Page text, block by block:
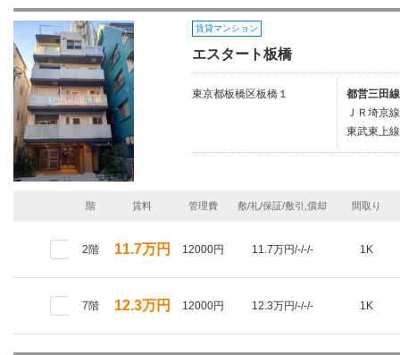
賃貸マンション
エスタート板橋
東京都板橋区板橋１
都営三田
ＪＲ埼京
東武東上
階 賃料 管理費 敷/礼/保証/敷引,償却 間取り
2階 11.7万円 12000円 11.7万円/-/-/- 1K
7階 12.3万円 12000円 12.3万円/-/-/- 1K